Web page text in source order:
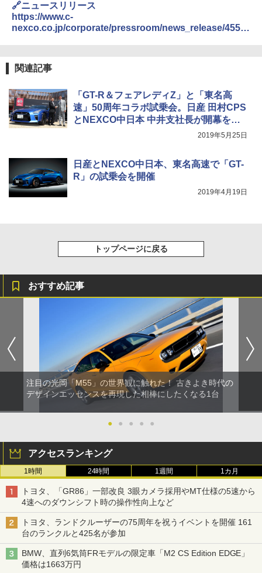
🔗ニュースリリース
https://www.c-
nexco.co.jp/corporate/pressroom/news_release/4555.
関連記事
「GT-R＆フェアレディZ」と「東名高
速」50周年コラボ試乗会。日産 田村CPS
とNEXCO中日本 中井支社長が開幕を祝
2019年5月25日
日産とNEXCO中日本、東名高速で「GT-
R」の試乗会を開催
2019年4月19日
トップページに戻る
おすすめ記事
注目の光岡「M55」の世界観に触れた！ 古きよき時代の
デザインエッセンスを再現した相棒にしたくなる1台
● ● ● ● ●
アクセスランキング
1時間 24時間 1週間 1カ月
トヨタ、「GR86」一部改良 3眼カメラ採用やMT仕様の5速から
4速へのダウンシフト時の操作性向上など
トヨタ、ランドクルーザーの75周年を祝うイベントを開催 161
台のランクルと425名が参加
BMW、直列6気筒FRモデルの限定車「M2 CS Edition EDGE」
価格は1663万円